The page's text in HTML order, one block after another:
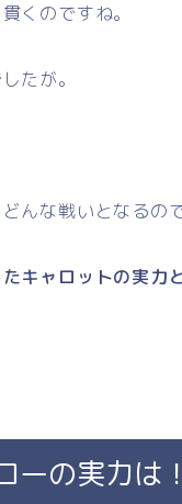
くのですね。
たが。
んな戦いとなるの
キャロットの実力
ーの実力は